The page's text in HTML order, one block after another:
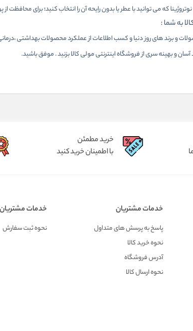
که می توانید با عطر یا بدون رایحه آن را انتخاب کنید؛ برای
به شما :
و برند های روز دنیا و کسب اطلاعات از عملکرد محصولات بهداشتی
و بهینه سری ازفروشگاه اینترنتی مولی کالا بزنید . موفق باشید.
خرید مطمئن
با اطمینان خرید کنید
خدمات مشتریان
پاسخ به پرسش های متداول
نحوه خرید کالا
آدرس فروشگاه
نحوه ارسال کالا
خدمات مشتریان
نحوه ثبت سفارش